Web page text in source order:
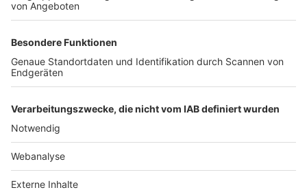
TOP-PARTNER
Nutzungsbedingungen Datenschutz Impressum